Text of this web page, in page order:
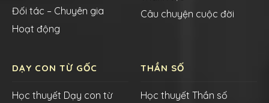
Đối tác – Chuyên gia
Hoạt động
Câu chuyện cuộc đời
DẠY CON TỪ GỐC
Học thuyết Dạy con từ
THẦN SỐ
Học thuyết Thần số